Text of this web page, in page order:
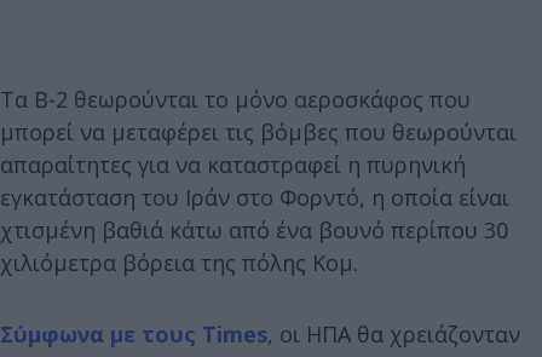
Τα B-2 θεωρούνται το μόνο αεροσκάφος που
μπορεί να μεταφέρει τις βόμβες που θεωρούνται
απαραίτητες για να καταστραφεί η πυρηνική
εγκατάσταση του Ιράν στο Φορντό, η οποία είναι
χτισμένη βαθιά κάτω από ένα βουνό περίπου 30
χιλιόμετρα βόρεια της πόλης Κομ.
Σύμφωνα με τους Times, οι ΗΠΑ θα χρειάζονταν